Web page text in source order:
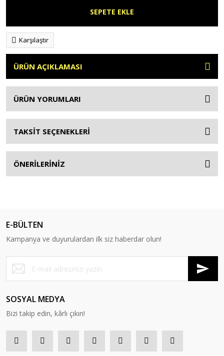
SEPETE EKLE
Karşılaştır
ÜRÜN AÇIKLAMASI
ÜRÜN YORUMLARI
TAKSİT SEÇENEKLERİ
ÖNERİLERİNİZ
E-BÜLTEN
Kampanya ve duyurulardan ilk siz haberdar olun!
SOSYAL MEDYA
Bizi takip edin, kârlı çıkın!